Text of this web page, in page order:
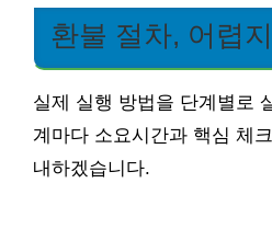
환불 절차, 어렵
실제 실행 방법을 단계별로
계마다 소요시간과 핵심 체
내하겠습니다.